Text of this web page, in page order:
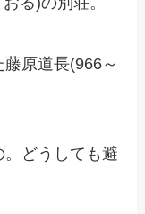
原道長(966～
どうしても避